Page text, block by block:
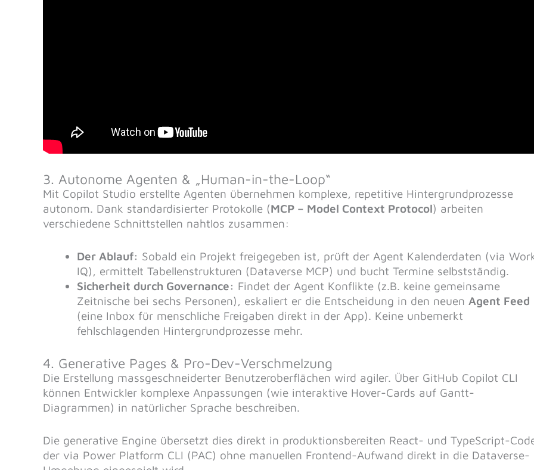
3. Autonome Agenten & „Human-in-the-Loop“
Mit Copilot Studio erstellte Agenten übernehmen komplexe, repetitive Hintergrundprozesse
autonom. Dank standardisierter Protokolle (MCP – Model Context Protocol) arbeiten
verschiedene Schnittstellen nahtlos zusammen:
Der Ablauf: Sobald ein Projekt freigegeben ist, prüft der Agent Kalenderdaten (via
IQ), ermittelt Tabellenstrukturen (Dataverse MCP) und bucht Termine selbstständig.
Sicherheit durch Governance: Findet der Agent Konflikte (z.B. keine gemeinsame
Zeitnische bei sechs Personen), eskaliert er die Entscheidung in den neuen Agent Feed
(eine Inbox für menschliche Freigaben direkt in der App). Keine unbemerkt
fehlschlagenden Hintergrundprozesse mehr.
4. Generative Pages & Pro-Dev-Verschmelzung
Die Erstellung massgeschneiderter Benutzeroberflächen wird agiler. Über GitHub Copilot CLI
können Entwickler komplexe Anpassungen (wie interaktive Hover-Cards auf Gantt-
Diagrammen) in natürlicher Sprache beschreiben.
Die generative Engine übersetzt dies direkt in produktionsbereiten React- und TypeScript-
der via Power Platform CLI (PAC) ohne manuellen Frontend-Aufwand direkt in die Dataverse-